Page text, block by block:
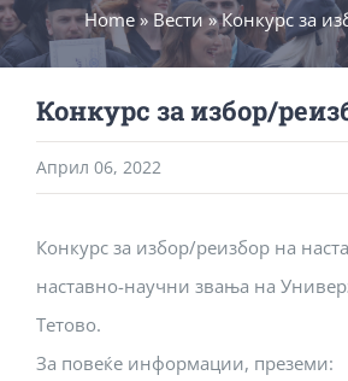
Home »Вести»Конкурс за
Конкурс за избор/
Април 06, 2022
Конкурс за избор/реизбор на
наставно-научни звања на
Тетово.
За повеќе информации, преземи: